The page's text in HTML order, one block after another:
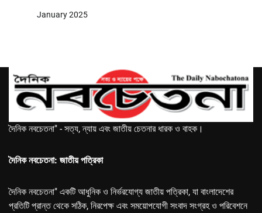
January 2025
দৈনিক নবচেতনা" - সত্য, ন্যায় এবং জাতীয় চেতনার ধারক ও বাহক।
দৈনিক নবচেতনা: জাতীয় পত্রিকা
দৈনিক নবচেতনা" একটি আধুনিক ও নির্ভরযোগ্য জাতীয় পত্রিকা, যা বাংলাদেশের
প্রতিটি প্রান্ত থেকে সঠিক, নিরপেক্ষ এবং সময়োপযোগী সংবাদ সংগ্রহ ও পরিবেশনে